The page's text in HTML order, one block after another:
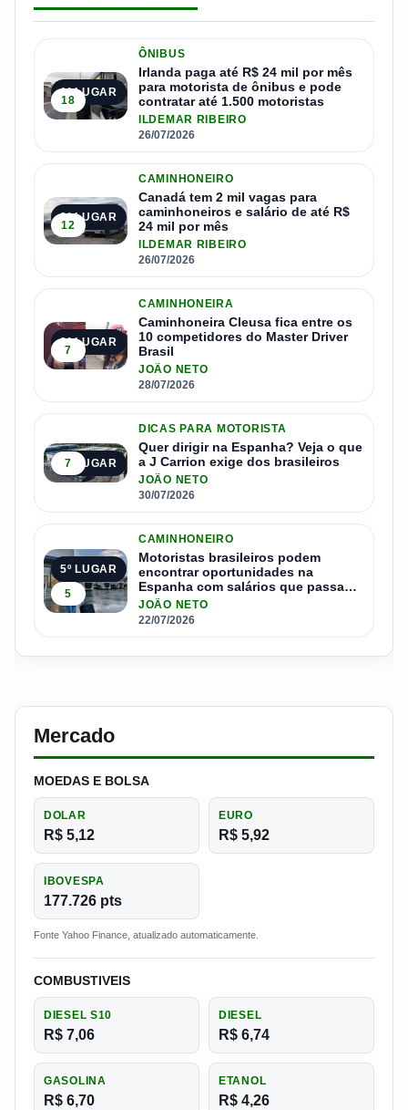
1º LUGAR
18
ÔNIBUS
Irlanda paga até R$ 24 mil por mês
para motorista de ônibus e pode
contratar até 1.500 motoristas
ILDEMAR RIBEIRO
26/07/2026
2º LUGAR
12
CAMINHONEIRO
Canadá tem 2 mil vagas para
caminhoneiros e salário de até R$
24 mil por mês
ILDEMAR RIBEIRO
26/07/2026
3º LUGAR
7
CAMINHONEIRA
Caminhoneira Cleusa fica entre os
10 competidores do Master Driver
Brasil
JOÃO NETO
28/07/2026
4º LUGAR
7
DICAS PARA MOTORISTA
Quer dirigir na Espanha? Veja o que
a J Carrion exige dos brasileiros
JOÃO NETO
30/07/2026
5º LUGAR
5
CAMINHONEIRO
Motoristas brasileiros podem
encontrar oportunidades na
Espanha com salários que passam
de R$ 17 mil por mês
JOÃO NETO
22/07/2026
Mercado
MOEDAS E BOLSA
DOLAR
R$ 5,12
EURO
R$ 5,92
IBOVESPA
177.726 pts
Fonte Yahoo Finance, atualizado automaticamente.
COMBUSTIVEIS
DIESEL S10
R$ 7,06
DIESEL
R$ 6,74
GASOLINA
R$ 6,70
ETANOL
R$ 4,26